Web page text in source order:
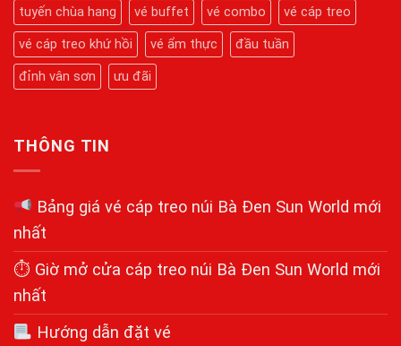
Chi
Tiết
Từ
A-
tuyến chùa hang
vé buffet vé combo
vé cáp treo
vé cáp treo khứ hồi
vé ẩm thực
đầu tuần
đỉnh vân sơn
ưu đãi
THÔNG TIN
Bảng giá vé cáp treo núi Bà Đen Sun World mới
nhất
⏱ Giờ mở cửa cáp treo núi Bà Đen Sun World mới
nhất
Hướng dẫn đặt vé